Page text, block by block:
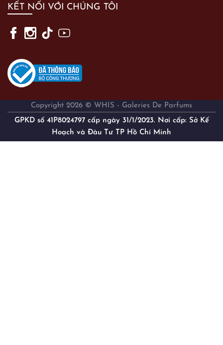
KẾT NỐI VỚI CHÚNG TÔI
Copyright 2026 © WHIS - Galeries De Parfums
GPKD số 41P8024797 cấp ngày 31/1/2023. Nơi cấp: Sở Kế
Hoạch và Đàu Tư TP Hồ Chí Minh